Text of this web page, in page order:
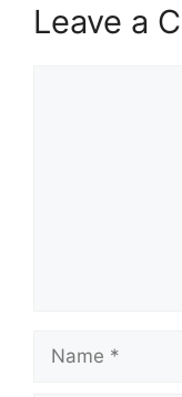
Leave a